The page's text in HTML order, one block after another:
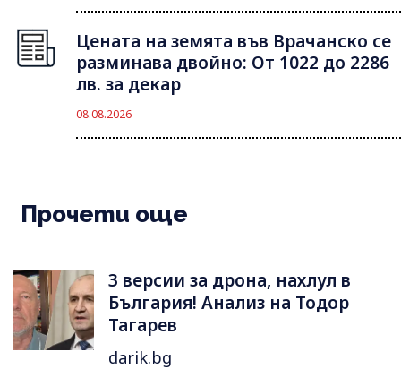
Цената на земята във Врачанско се
разминава двойно: От 1022 до 2286
лв. за декар
08.08.2026
Прочети още
3 версии за дрона, нахлул в
България! Анализ на Тодор
Тагарев
darik.bg